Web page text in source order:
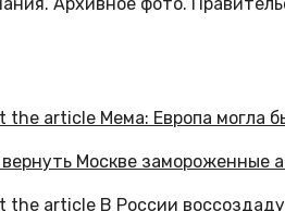
Москве замороженные